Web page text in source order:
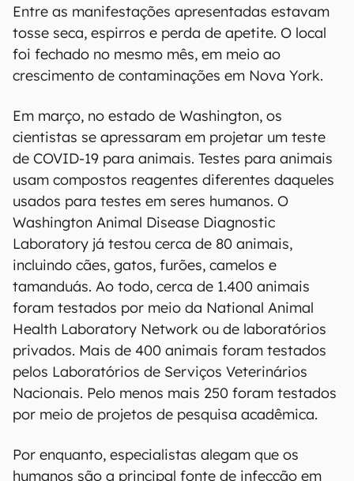
Em abril, uma tigresa-malaia do Zoológico do
Bronx, em Nova York foi oprimeiro animal a ser
registrado com COVID-19 nos Estados Unidos
tigresa, chamada Nadia, tinha quatro anos de
idade e convivia com quatro tigres e três leões
africanos que também foram confirmados como
infectados. A contaminação aconteceu pela
presença de um funcionário do zoológico que
ainda não apresentava sintomas da doença.
Entre as manifestações apresentadas estavam
tosse seca, espirros e perda de apetite. O local
foi fechado no mesmo mês, em meio ao
crescimento de contaminações em Nova York.
Em março, no estado de Washington, os
cientistas se apressaram em projetar um teste
de COVID-19 para animais. Testes para animais
usam compostos reagentes diferentes daqueles
usados ​​para testes em seres humanos. O
Washington Animal Disease Diagnostic
Laboratory já testou cerca de 80 animais,
incluindo cães, gatos, furões, camelos e
tamanduás. Ao todo, cerca de 1.400 animais